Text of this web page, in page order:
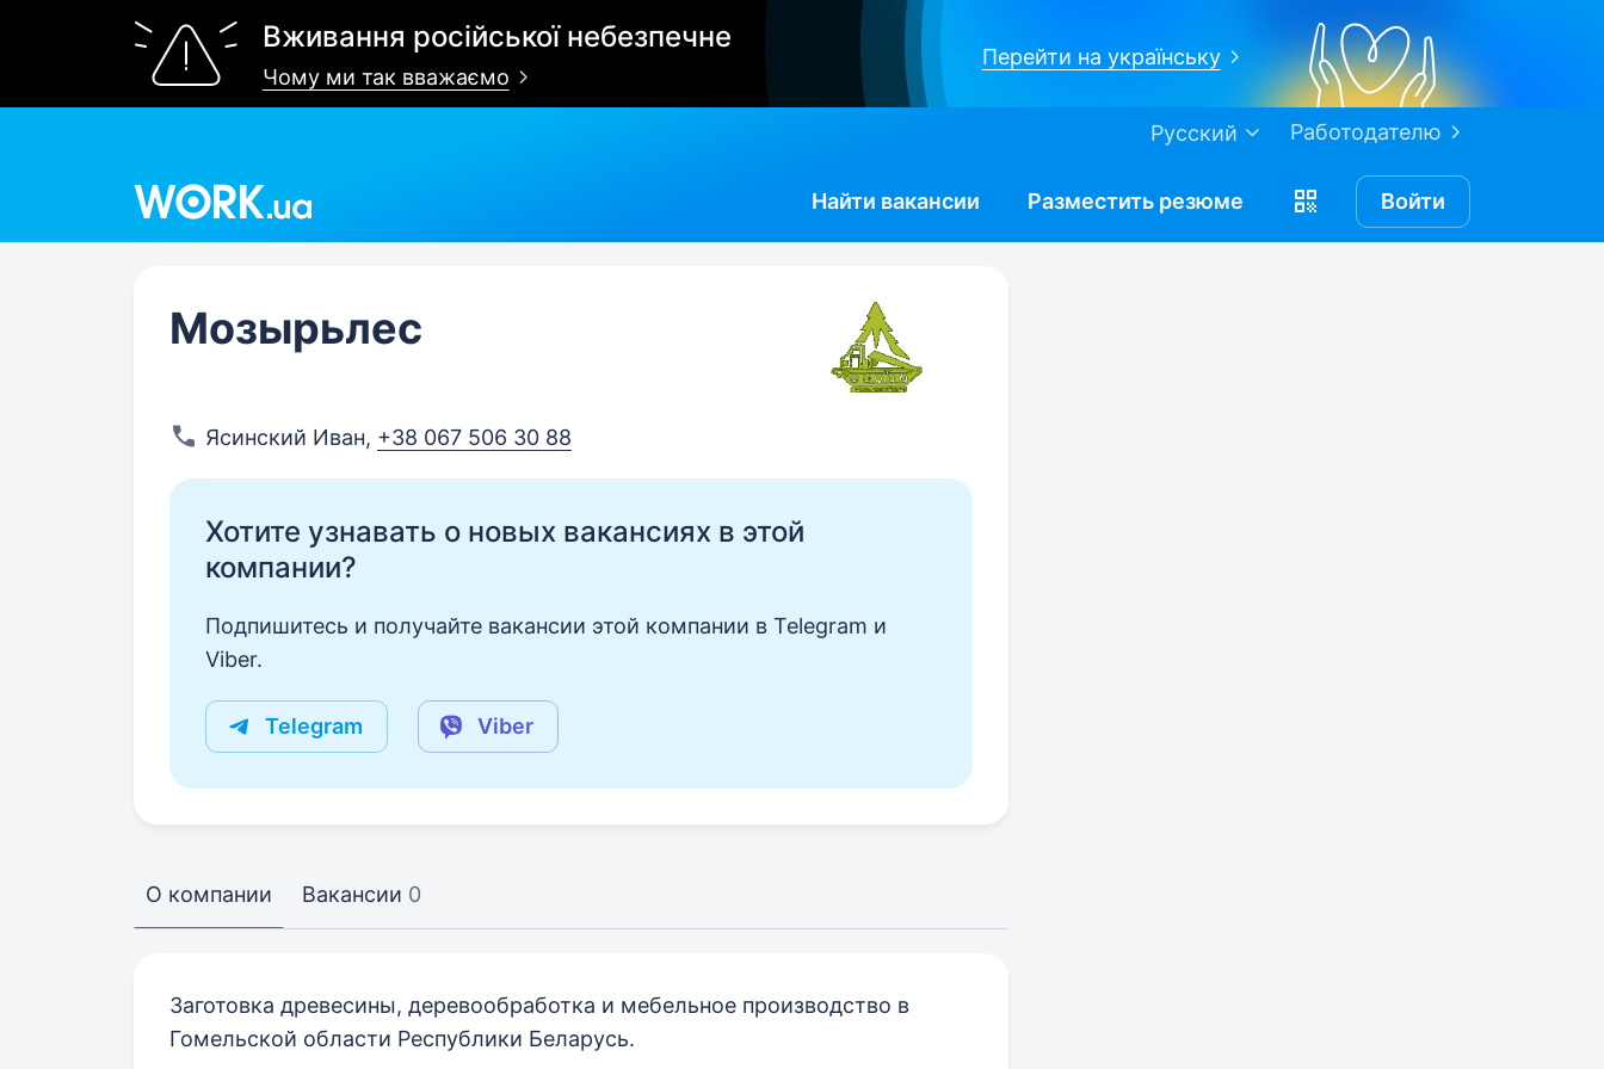
Вживання російської небезпечне
Чому ми так вважаємо
Перейти на українську
Работодателю
Русский
Найти вакансии Разместить резюме Войти
Мозырьлес
Ясинский Иван, +38 067 506 30 88
Хотите узнавать о новых вакансиях в этой
компании?
Подпишитесь и получайте вакансии этой компании в Telegram и
Viber.
Telegram Viber
О компании Вакансии 0
Заготовка древесины, деревообработка и мебельное производство в
Гомельской области Республики Беларусь.